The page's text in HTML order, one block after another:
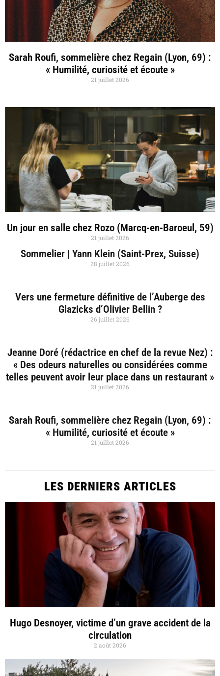
Sarah Roufi, sommelière chez Regain (Lyon, 69) :
« Humilité, curiosité et écoute »
21 juillet 2026
Un jour en salle chez Rozo (Marcq-en-Baroeul, 59)
21 juillet 2026
Sommelier | Yann Klein (Saint-Prex, Suisse)
28 juillet 2026
Vers une fermeture définitive de l’Auberge des
Glazicks d’Olivier Bellin ?
26 juillet 2026
Jeanne Doré (rédactrice en chef de la revue Nez) :
« Des odeurs naturelles ou considérées comme
telles peuvent avoir leur place dans un restaurant »
21 juillet 2026
Sarah Roufi, sommelière chez Regain (Lyon, 69) :
« Humilité, curiosité et écoute »
21 juillet 2026
LES DERNIERS ARTICLES
Hugo Desnoyer, victime d’un grave accident de la
circulation
2 août 2026